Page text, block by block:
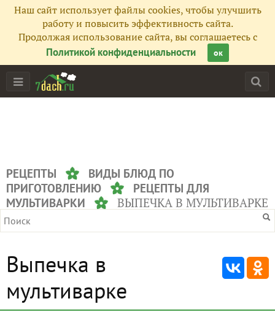
Наш сайт использует файлы cookies, чтобы улучшить
работу и повысить эффективность сайта.
Продолжая использование сайта, вы соглашаетесь с
Политикой конфиденциальности
ок
РЕЦЕПТЫ
ВИДЫ БЛЮД ПО
ПРИГОТОВЛЕНИЮ
РЕЦЕПТЫ ДЛЯ
МУЛЬТИВАРКИ
ВЫПЕЧКА В МУЛЬТИВАРКЕ
Выпечка в
мультиварке